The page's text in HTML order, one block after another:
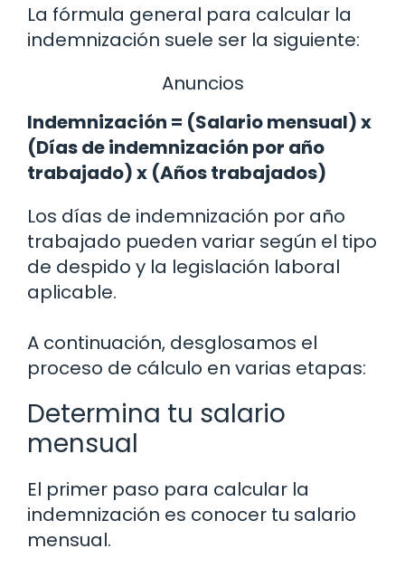
La fórmula general para calcular la
indemnización suele ser la siguiente:
Anuncios
Indemnización = (Salario mensual) x
(Días de indemnización por año
trabajado) x (Años trabajados)
Los días de indemnización por año
trabajado pueden variar según el tipo
de despido y la legislación laboral
aplicable.
A continuación, desglosamos el
proceso de cálculo en varias etapas:
Determina tu salario
mensual
El primer paso para calcular la
indemnización es conocer tu salario
mensual.